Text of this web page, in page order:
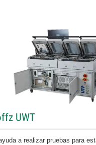
UWT
a realizar pruebas para